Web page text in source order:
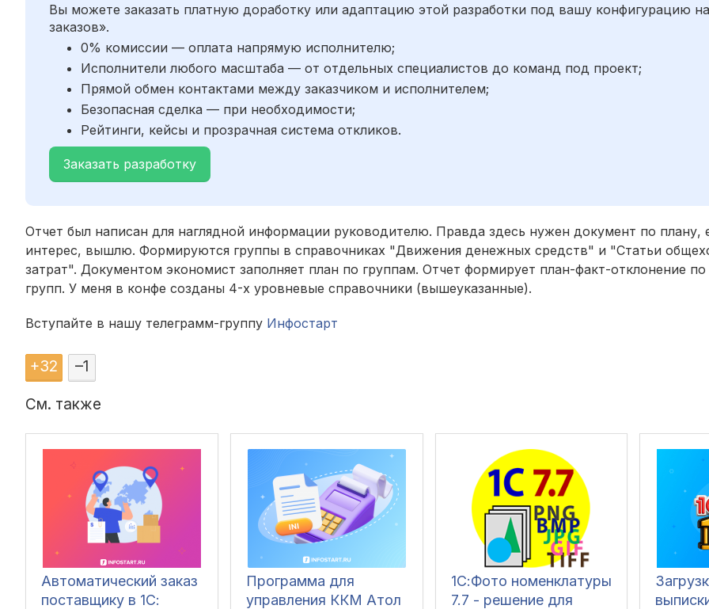
Вы можете заказать платную доработку или адаптацию этой разработки под вашу конфигурацию
заказов».
0% комиссии — оплата напрямую исполнителю;
Исполнители любого масштаба — от отдельных специалистов до команд под проект;
Прямой обмен контактами между заказчиком и исполнителем;
Безопасная сделка — при необходимости;
Рейтинги, кейсы и прозрачная система откликов.
Заказать разработку
Отчет был написан для наглядной информации руководителю. Правда здесь нужен документ по плану,
интерес, вышлю. Формируются группы в справочниках "Движения денежных средств" и "Статьи
затрат". Документом экономист заполняет план по группам. Отчет формирует план-факт-отклонение
групп. У меня в конфе созданы 4-х уровневые справочники (вышеуказанные).
Вступайте в нашу телеграмм-группу Инфостарт
+32 –1
См. также
Автоматический заказ
поставщику в 1С:
Программа для
управления ККМ Атол
1С:Фото номенклатуры
7.7 - решение для